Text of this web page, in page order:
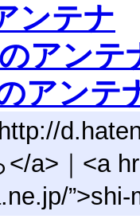
ンテナ
アンテ
アンテ
</a>｜<a